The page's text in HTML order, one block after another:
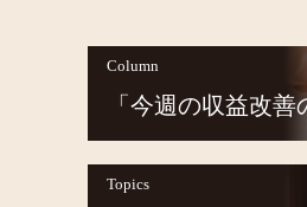
Column
「今週の収益改善
Topics